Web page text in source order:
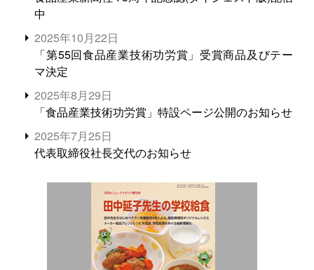
中
2025年10月22日
「第55回食品産業技術功労賞」受賞商品及びテー
マ決定
2025年8月29日
「食品産業技術功労賞」特設ページ公開のお知らせ
2025年7月25日
代表取締役社長交代のお知らせ